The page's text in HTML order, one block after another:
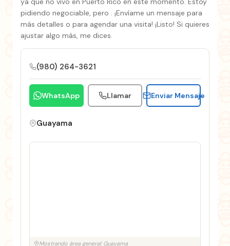
pidiendo negociable, pero . ¡Envíame un mensaje para
más detalles o para agendar una visita! ¡Listo! Si quieres
ajustar algo más, me dices.
(980) 264-3621
WhatsApp Llamar Enviar Mensaje
Guayama
Mostrando área general: Guayama